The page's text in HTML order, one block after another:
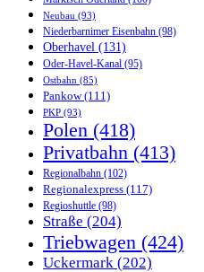
Neubau (93)
Niederbarnimer Eisenbahn (98)
Oberhavel (131)
Oder-Havel-Kanal (95)
Ostbahn (85)
Pankow(111)
PKP (93)
Polen (418)
Privatbahn (413)
Regionalbahn (102)
Regionalexpress (117)
Regioshuttle (98)
Straße (204)
Triebwagen (424)
Uckermark (202)